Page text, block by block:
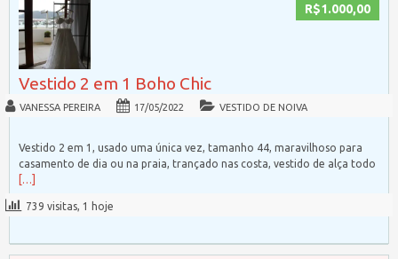
R$1.000,00
Vestido 2 em 1 Boho Chic
VANESSA PEREIRA 17/05/2022 VESTIDO DE NOIVA
Vestido 2 em 1, usado uma única vez, tamanho 44, maravilhoso para
casamento de dia ou na praia, trançado nas costa, vestido de alça todo
[…]
739 visitas, 1 hoje